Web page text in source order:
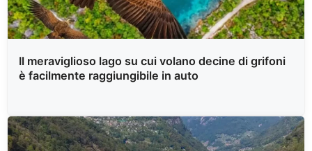
Il meraviglioso lago su cui volano decine di grifoni
è facilmente raggiungibile in auto